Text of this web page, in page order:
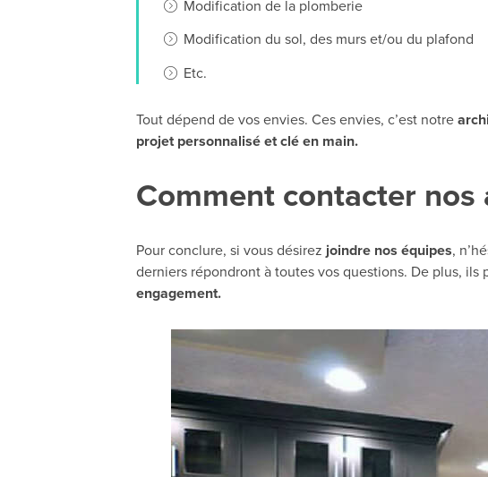
Modification de la plomberie
Modification du sol, des murs et/ou du plafond
Etc.
Tout dépend de vos envies. Ces envies, c’est notre
projet personnalisé et clé en main.
Comment contacter nos
Pour conclure, si vous désirez joindre nos équipes,
derniers répondront à toutes vos questions. De plus,
engagement.